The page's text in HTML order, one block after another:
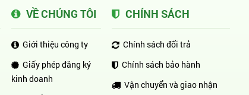
VỀ CHÚNG TÔI
Giới thiệu công ty
Giấy phép đăng ký
kinh doanh
CHÍNH SÁCH
Chính sách đổi trả
Chính sách bảo hành
Vận chuyển và giao nhận